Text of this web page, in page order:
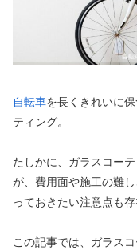
自転車を長くきれいに
ティング。
たしかに、ガラスコー
が、費用面や施工の難
っておきたい注意点も存
この記事では、ガラス